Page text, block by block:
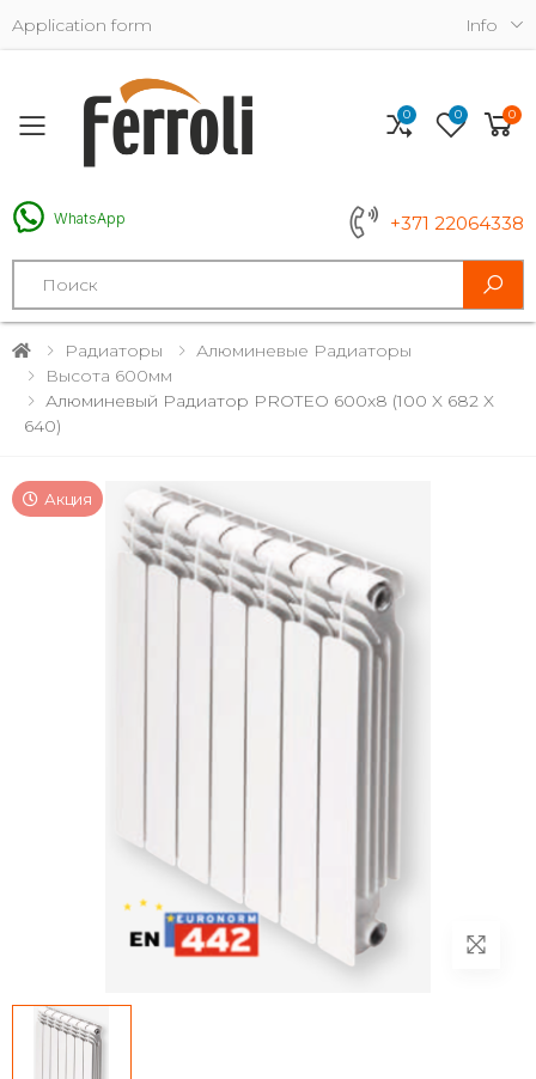
Application form Info
Toggle mobile menu
WhatsApp +371 22064338
Search
0 0 0
Радиаторы
Алюминевые Радиаторы
Высота 600мм
Алюминевый Радиатор PROTEO 600x8 (100 X 682 X
640)
Акция